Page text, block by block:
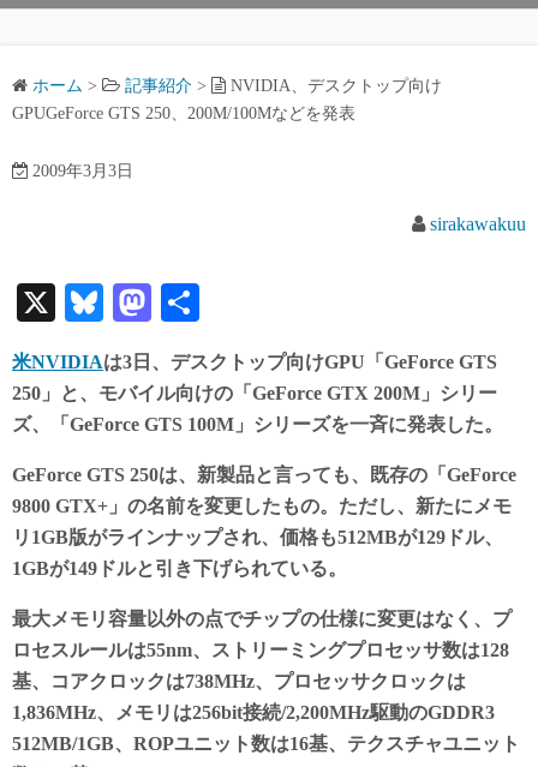
ホーム > 記事紹介 >
NVIDIA、デスクトップ向け
GPUGeForce GTS 250、200M/100Mなどを発表
2009年3月3日
sirakawakuu
X
Bl
sk
y
M
to
do
n
米NVIDIAは3日、デスクトップ向けGPU「GeForce GTS
250」と、モバイル向けの「GeForce GTX 200M」シリー
ズ、「GeForce GTS 100M」シリーズを一斉に発表した。
GeForce GTS 250は、新製品と言っても、既存の「GeForce
9800 GTX+」の名前を変更したもの。ただし、新たにメモ
リ1GB版がラインナップされ、価格も512MBが129ドル、
1GBが149ドルと引き下げられている。
最大メモリ容量以外の点でチップの仕様に変更はなく、プ
ロセスルールは55nm、ストリーミングプロセッサ数は128
基、コアクロックは738MHz、プロセッサクロックは
1,836MHz、メモリは256bit接続/2,200MHz駆動のGDDR3
512MB/1GB、ROPユニット数は16基、テクスチャユニット